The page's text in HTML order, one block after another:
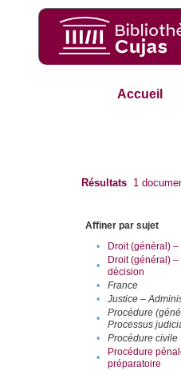
Accueil
Résultats 1
Affiner par sujet
•
Droit (général) –
•
Droit (général) –
décision
• France
•
Justice –
•
Procédure
Processus
• Procédure civile
•
Procédure
préparatoire